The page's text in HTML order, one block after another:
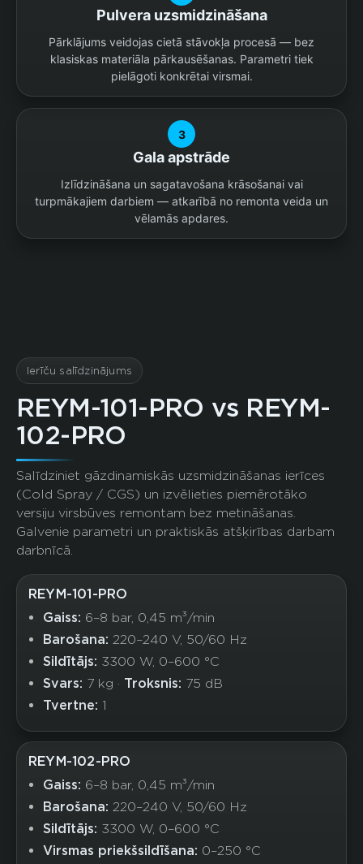
Pulvera uzsmidzināšana
Pārklājums veidojas cietā stāvokļa procesā — bez
klasiskas materiāla pārkausēšanas. Parametri tiek
pielāgoti konkrētai virsmai.
3
Gala apstrāde
Izlīdzināšana un sagatavošana krāsošanai vai
turpmākajiem darbiem — atkarībā no remonta veida un
vēlamās apdares.
Ierīču salīdzinājums
REYM-101-PRO vs REYM-
102-PRO
Salīdziniet gāzdinamiskās uzsmidzināšanas ierīces
(Cold Spray / CGS) un izvēlieties piemērotāko
versiju virsbūves remontam bez metināšanas.
Galvenie parametri un praktiskās atšķirības darbam
darbnīcā.
REYM-101-PRO
Gaiss: 6–8 bar, 0,45 m³/min
Barošana: 220–240 V, 50/60 Hz
Sildītājs: 3300 W, 0–600 °C
Svars: 7 kg · Troksnis: 75 dB
Tvertne: 1
REYM-102-PRO
Gaiss: 6–8 bar, 0,45 m³/min
Barošana: 220–240 V, 50/60 Hz
Sildītājs: 3300 W, 0–600 °C
Virsmas priekšsildīšana: 0–250 °C